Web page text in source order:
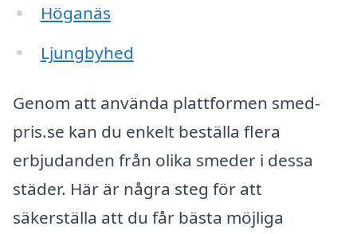
Höganäs
Ljungbyhed
Genom att använda plattformen smed-
pris.se kan du enkelt beställa flera
erbjudanden från olika smeder i dessa
städer. Här är några steg för att
säkerställa att du får bästa möjliga